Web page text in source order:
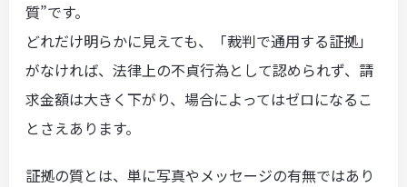
質”です。
どれだけ明らかに見えても、「裁判で通用する証拠」
がなければ、法律上の不貞行為として認められず、請
求金額は大きく下がり、場合によってはゼロになるこ
とさえあります。
証拠の質とは、単に写真やメッセージの有無ではあり